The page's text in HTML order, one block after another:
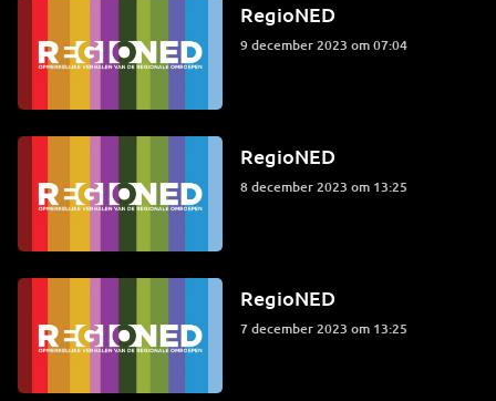
RegioNED
9 december 2023 om 07:04
RegioNED
8 december 2023 om 13:25
RegioNED
7 december 2023 om 13:25